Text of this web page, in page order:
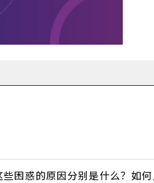
困惑的原因分别是什么？如